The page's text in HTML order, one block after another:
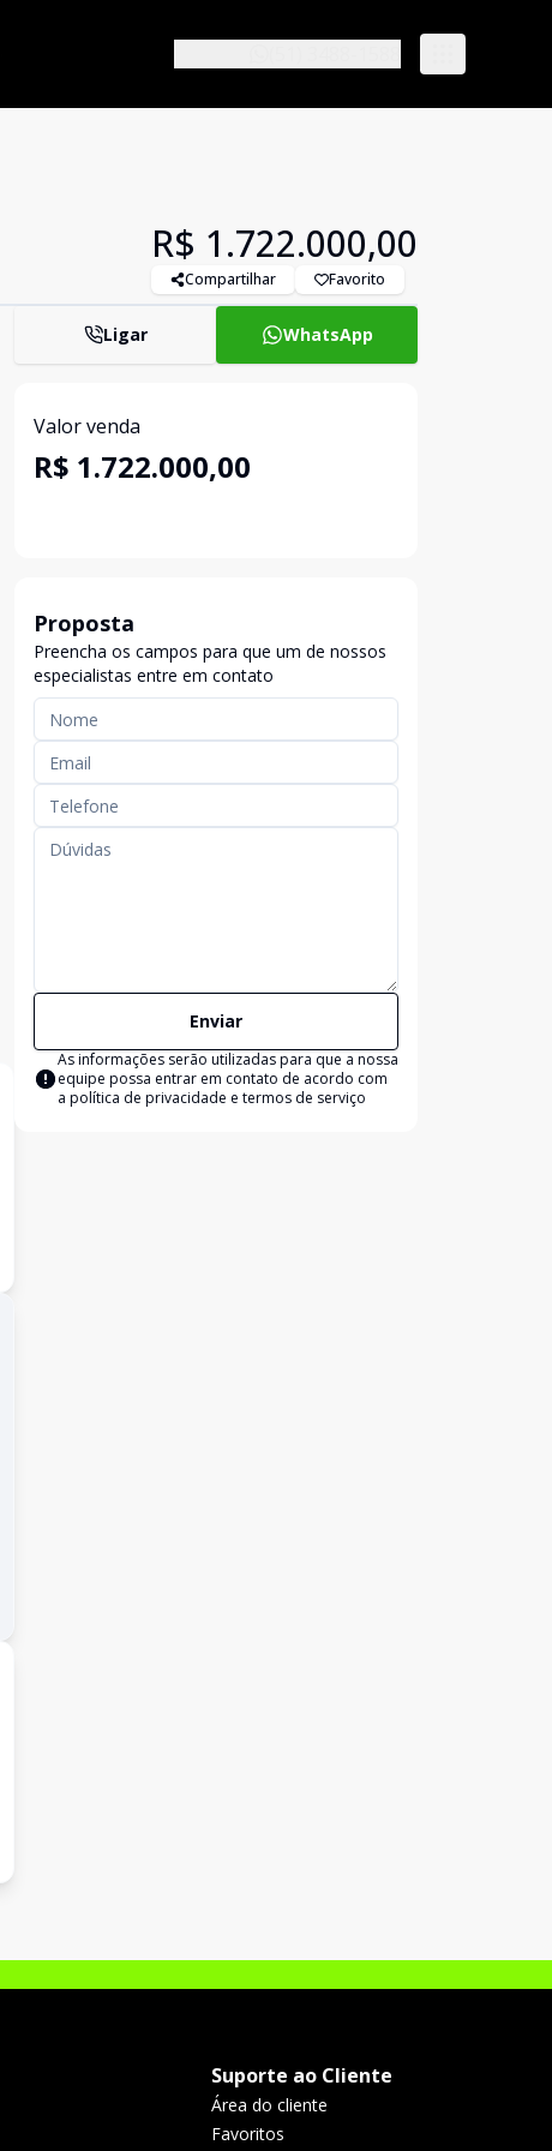
R$ 1.722.000,00
Compartilhar Favorito
Ligar WhatsApp
Valor venda
R$ 1.722.000,00
Proposta
Preencha os campos para que um de nossos
especialistas entre em contato
Enviar
As informações serão utilizadas para que a nossa
equipe possa entrar em contato de acordo com
a política de privacidade e termos de serviço
Suporte ao Cliente
Área do cliente
Favoritos